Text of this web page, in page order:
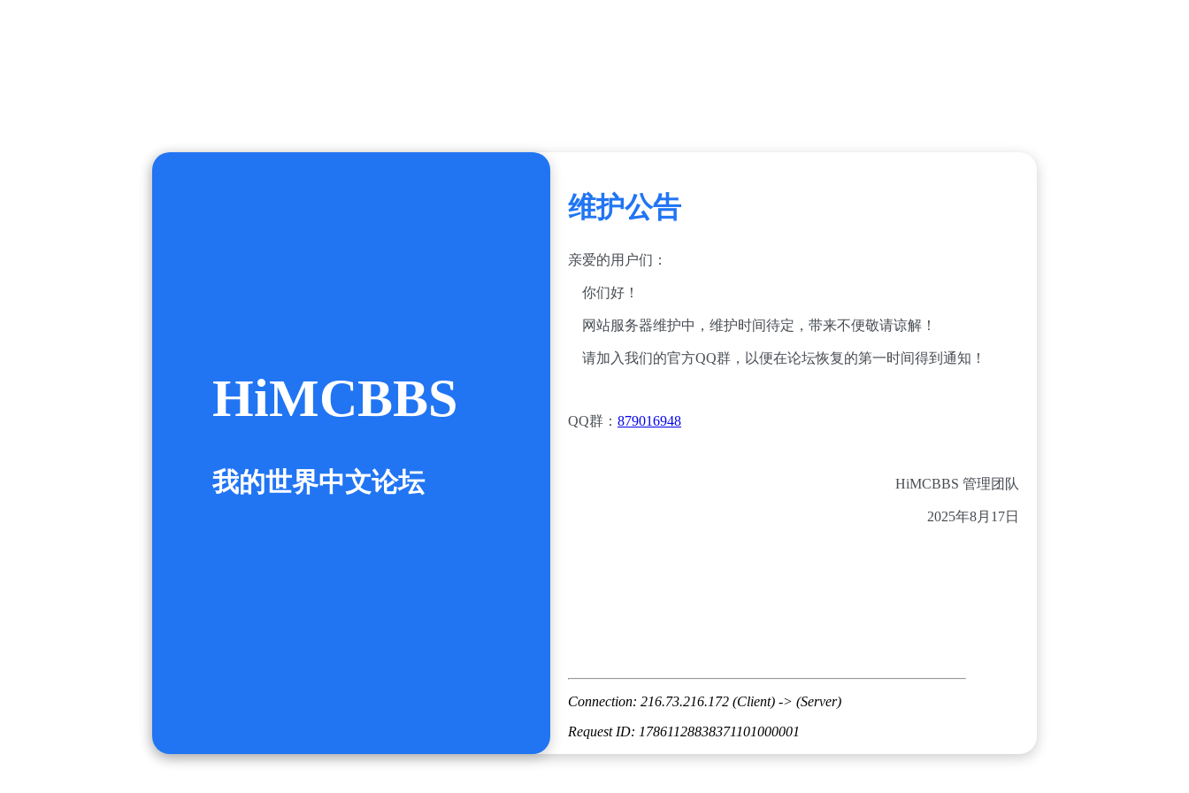
HiMCBBS
我的世界中文论坛
维护公告
亲爱的用户们：
你们好！
网站服务器维护中，维护时间待定，带来不便敬请谅解！
请加入我们的官方QQ群，以便在论坛恢复的第一时间得到通知！
QQ群： 879016948
HiMCBBS 管理团队
2025年8月17日
Connection: 216.73.216.172 (Client) -> (Server)
Request ID: 17861128838371101000001